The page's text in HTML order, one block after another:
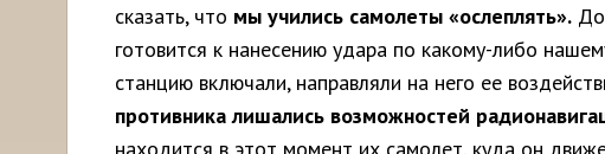
сказать, что мы учились самолеты «ослеплять».
готовится к нанесению удара по какому-либо
станцию включали, направляли на него ее
противника лишались возможностей
находится в этот момент их самолет, куда он